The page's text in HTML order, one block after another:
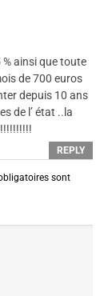
% ainsi que toute
de 700 euros
depuis 10 ans
de l’ état ..la
REPLY
sont